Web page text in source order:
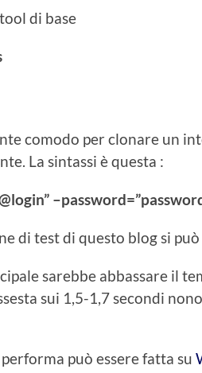
di base
comodo per clonare un
La sintassi è questa :
di test di questo blog si
sarebbe abbassare il
sui 1,5-1,7 secondi
può essere fatta su